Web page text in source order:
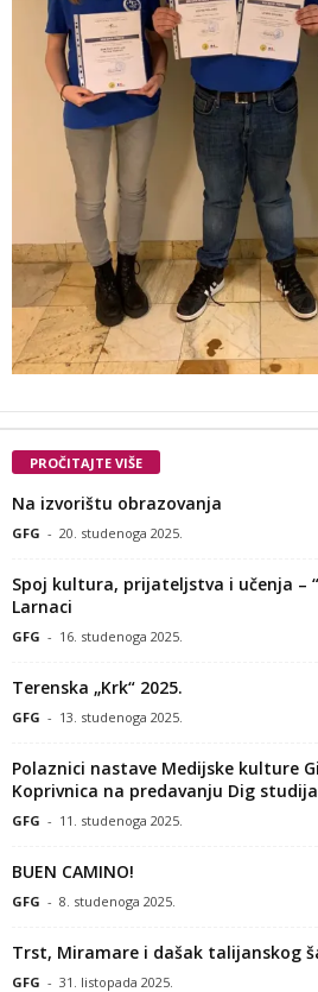
PROČITAJTE VIŠE
Na izvorištu obrazovanja
GFG - 20. studenoga 2025.
Spoj kultura, prijateljstva i učenja –
Larnaci
GFG - 16. studenoga 2025.
Terenska „Krk“ 2025.
GFG - 13. studenoga 2025.
Polaznici nastave Medijske kulture
Koprivnica na predavanju Dig studija
GFG - 11. studenoga 2025.
BUEN CAMINO!
GFG - 8. studenoga 2025.
Trst, Miramare i dašak talijanskog
GFG - 31. listopada 2025.